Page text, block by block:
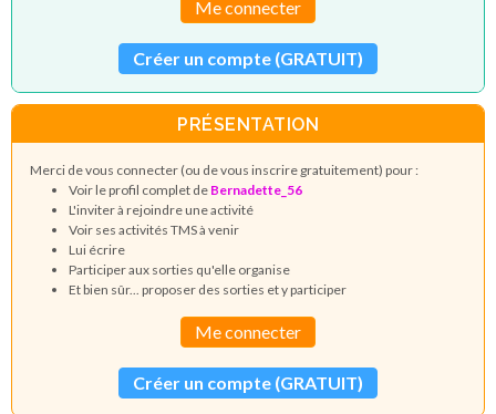
Me connecter
Créer un compte (GRATUIT)
PRÉSENTATION
Merci de vous connecter (ou de vous inscrire gratuitement) pour :
Voir le profil complet de Bernadette_56
L'inviter à rejoindre une activité
Voir ses activités TMS à venir
Lui écrire
Participer aux sorties qu'elle organise
Et bien sûr... proposer des sorties et y participer
Me connecter
Créer un compte (GRATUIT)